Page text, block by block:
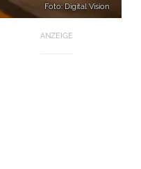
Foto: Digital Vision
ANZEIGE